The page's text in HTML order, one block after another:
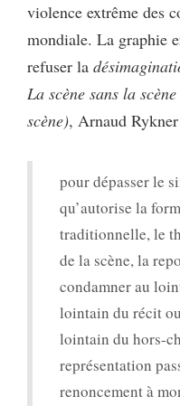
violence extrême des
mondiale. La graphie
refuser la
La scène sans la
scène), Arnaud
pour dépasser le
qu’autorise la
traditionnelle, le
de la scène, la
condamner au
lointain du récit
lointain du hors-
représentation
renoncement à